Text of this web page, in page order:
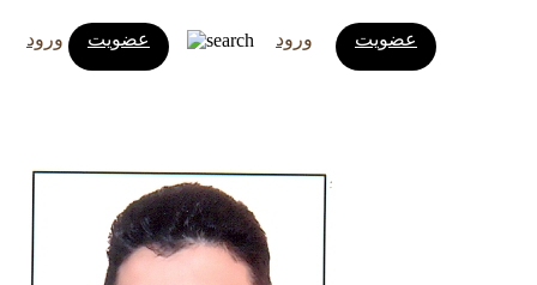
ورود عضویت ورود عضویت